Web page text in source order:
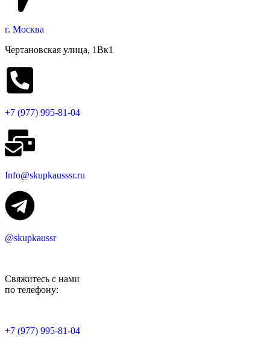
г. Москва
Чертановская улица, 1Вк1
+7 (977) 995-81-04
Info@skupkausssr.ru
@skupkaussr
Свяжитесь с нами
по телефону:
+7 (977) 995-81-04